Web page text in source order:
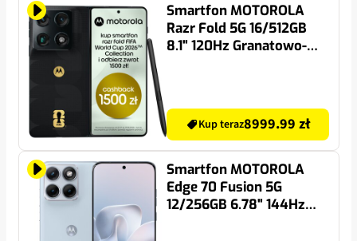
Smartfon MOTOROLA
Razr Fold 5G 16/512GB
8.1" 120Hz Granatowo-
Kup teraz8999.99 zł
Smartfon MOTOROLA
Edge 70 Fusion 5G
12/256GB 6.78" 144Hz